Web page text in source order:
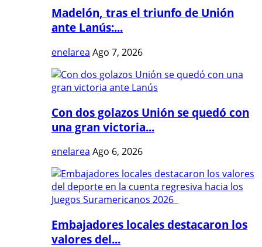
Madelón, tras el triunfo de Unión
ante Lanús:...
enelarea Ago 7, 2026
Con dos golazos Unión se quedó con
una gran victoria...
enelarea Ago 6, 2026
Embajadores locales destacaron los
valores del...